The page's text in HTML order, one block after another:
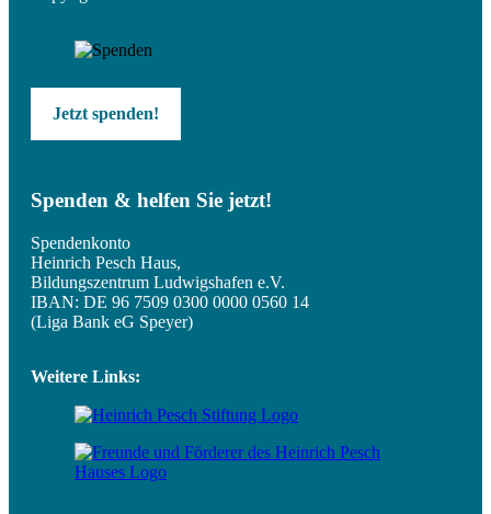
Jetzt spenden!
Spenden & helfen Sie jetzt!
Spendenkonto
Heinrich Pesch Haus,
Bildungszentrum Ludwigshafen e.V.
IBAN: DE 96 7509 0300 0000 0560 14
(Liga Bank eG Speyer)
Weitere Links: